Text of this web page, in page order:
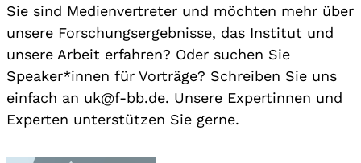
Sie sind Medienvertreter und möchten mehr über
unsere Forschungsergebnisse, das Institut und
unsere Arbeit erfahren? Oder suchen Sie
Speaker*innen für Vorträge? Schreiben Sie uns
einfach an uk@f-bb.de. Unsere Expertinnen und
Experten unterstützen Sie gerne.